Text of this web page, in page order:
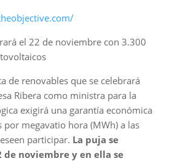
el 22 de noviembre con 3.300
de renovables que se celebrará
Ribera como ministra para la
exigirá una garantía económica
por megavatio hora (MWh) a las
participar. La puja se
de noviembre y en ella se